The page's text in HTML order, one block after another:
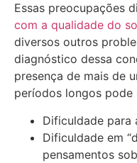
Essas preocupações
com a qualidade do
diversos outros
diagnóstico dessa
presença de mais de
períodos longos pode
Dificuldade para
Dificuldade em
pensamentos